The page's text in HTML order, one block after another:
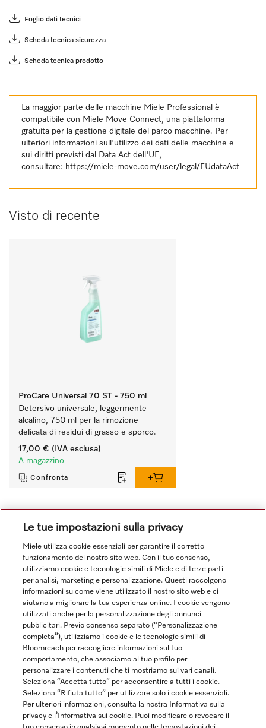
Foglio dati tecnici
Scheda tecnica sicurezza
Scheda tecnica prodotto
La maggior parte delle macchine Miele Professional è
compatibile con Miele Move Connect, una piattaforma
gratuita per la gestione digitale del parco macchine. Per
ulteriori informazioni sull'utilizzo dei dati delle macchine e
sui diritti previsti dal Data Act dell'UE,
consultare: https://miele-move.com/user/legal/EUdataAct
Visto di recente
ProCare Universal 70 ST - 750 ml
Detersivo universale, leggermente
alcalino, 750 ml per la rimozione
delicata di residui di grasso e sporco.
17,00 € (IVA esclusa)
A magazzino
Confronta
Mostra tutto
Navigazione
Le tue impostazioni sulla privacy
Miele utilizza cookie essenziali per garantire il corretto
funzionamento del nostro sito web. Con il tuo consenso,
utilizziamo cookie e tecnologie simili di Miele e di terze parti
per analisi, marketing e personalizzazione. Questi raccolgono
informazioni su come viene utilizzato il nostro sito web e ci
aiutano a migliorare la tua esperienza online. I cookie vengono
utilizzati anche per la personalizzazione degli annunci
pubblicitari. Previo consenso separato (“Personalizzazione
completa”), utilizziamo i cookie e le tecnologie simili di
Bloomreach per raccogliere informazioni sul tuo
comportamento, che associamo al tuo profilo per
personalizzare i contenuti che ti mostriamo sui vari canali.
Seleziona “Accetta tutto” per acconsentire a tutti i cookie.
Seleziona “Rifiuta tutto” per utilizzare solo i cookie essenziali.
Per ulteriori informazioni, consulta la nostra Informativa sulla
privacy e l’Informativa sui cookie. Puoi modificare o revocare il